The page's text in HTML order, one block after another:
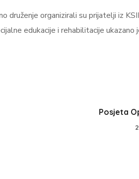
druženje organizirali su prijatelji iz
edukacije i rehabilitacije ukazano
Posjeta